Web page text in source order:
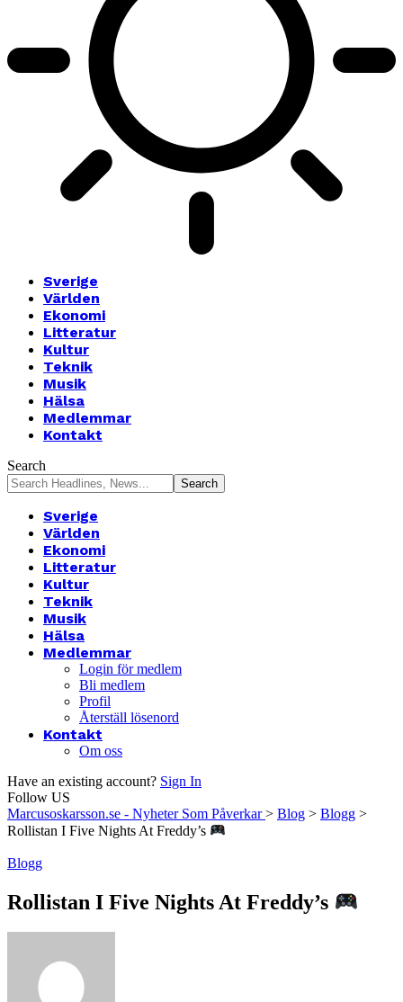
Sverige
Världen
Ekonomi
Litteratur
Kultur
Teknik
Musik
Hälsa
Medlemmar
Kontakt
Search
Sverige
Världen
Ekonomi
Litteratur
Kultur
Teknik
Musik
Hälsa
Medlemmar
Login för medlem
Bli medlem
Profil
Återställ lösenord
Kontakt
Om oss
Have an existing account? Sign In
Follow US
Marcusoskarsson.se - Nyheter Som Påverkar> Blog > Blogg >
Rollistan I Five Nights At Freddy’s
Blogg
Rollistan I Five Nights At Freddy’s